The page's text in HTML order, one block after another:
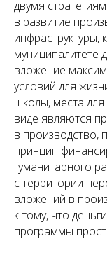
двумя
в развитие
инфраструктуры,
муниципалитете
вложение
условий для
школы, места
виде являются
в производство,
принцип
гуманитарного
с территории
вложений в
к тому, что
программы